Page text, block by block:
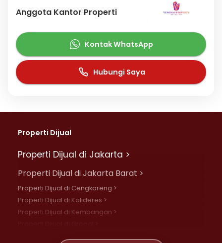
Anggota Kantor Properti
Kontak WhatsApp
Hubungi Saya
Properti Dijual
Properti Dijual di Jakarta >
Properti Dijual di Jakarta Barat >
Properti Dijual di Cengkareng >
Properti Dijual di Kalideres >
Properti Dijual di Kembangan >